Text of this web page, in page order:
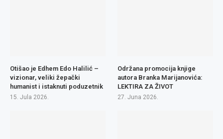
Otišao je Edhem Edo Halilić –
vizionar, veliki žepački
humanist i istaknuti poduzetnik
15. Jula 2026.
Održana promocija knjige
autora Branka Marijanovića:
LEKTIRA ZA ŽIVOT
27. Juna 2026.